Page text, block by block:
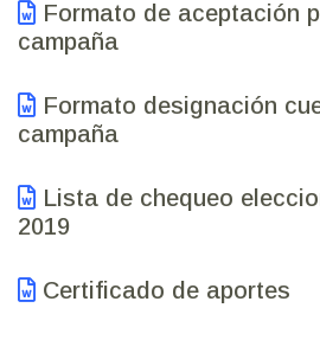
Formato de aceptación
campaña
Formato designación
campaña
Lista de chequeo
2019
Certificado de aportes